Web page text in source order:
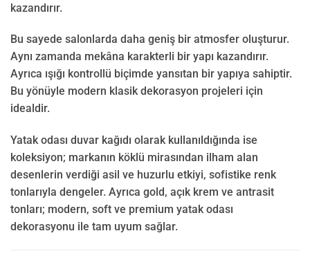
kazandırır.
Bu sayede salonlarda daha geniş bir atmosfer oluşturur.
Aynı zamanda mekâna karakterli bir yapı kazandırır.
Ayrıca ışığı kontrollü biçimde yansıtan bir yapıya sahiptir.
Bu yönüyle modern klasik dekorasyon projeleri için
idealdir.
Yatak odası duvar kağıdı olarak kullanıldığında ise
koleksiyon; markanın köklü mirasından ilham alan
desenlerin verdiği asil ve huzurlu etkiyi, sofistike renk
tonlarıyla dengeler. Ayrıca gold, açık krem ve antrasit
tonları; modern, soft ve premium yatak odası
dekorasyonu ile tam uyum sağlar.